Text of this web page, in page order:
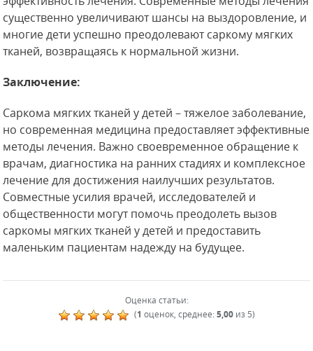
существенно увеличивают шансы на выздоровление, и
многие дети успешно преодолевают саркому мягких
тканей, возвращаясь к нормальной жизни.
Заключение:
Саркома мягких тканей у детей – тяжелое заболевание,
но современная медицина предоставляет эффективные
методы лечения. Важно своевременное обращение к
врачам, диагностика на ранних стадиях и комплексное
лечение для достижения наилучших результатов.
Совместные усилия врачей, исследователей и
общественности могут помочь преодолеть вызов
саркомы мягких тканей у детей и предоставить
маленьким пациентам надежду на будущее.
Оценка статьи:
(1 оценок, среднее:5,00из 5)